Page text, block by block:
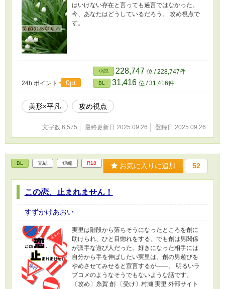
はいけない存在と言っても過言ではなかった。
今、あなたはどうしているだろう。 攻め視点で
す。
24h.ポイント 0pt
小説 228,747 位 / 228,747件
BL 31,416 位 / 31,416件
美形×平凡 攻め視点
文字数 6,575 最終更新日 2025.09.26 登録日 2025.09.26
BL 完結 短編 R18 お気に入りに追加 52
この恋、止まれません！
すずかけあおい
実里は階段から落ちそうになったところを創に
助けられ、ひと目惚れをする。でも創は男関係
が派手な遊び人だった。好きになった相手には
自分から手を伸ばしたい実里は、創の男遊びを
やめさせてみせると宣言するが――。 明るいラ
ブコメのようなそうでもないような話です。
〔攻め〕糸賀 創 〔受け〕村瀬 実里 外部サイト